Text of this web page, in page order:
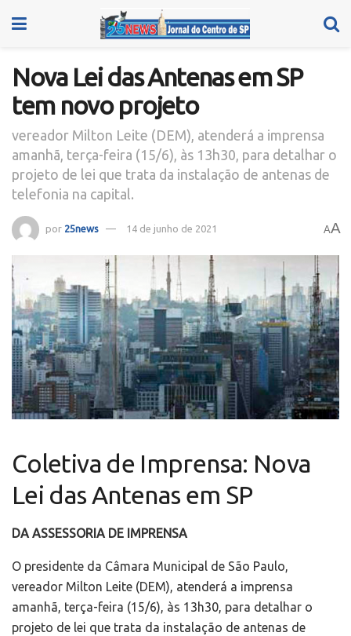
Nova Lei das Antenas em SP
tem novo projeto
vereador Milton Leite (DEM), atenderá a imprensa
amanhã, terça-feira (15/6), às 13h30, para detalhar o
projeto de lei que trata da instalação de antenas de
telefonia na capital.
por 25news 14 de junho de 2021 AA
Coletiva de Imprensa: Nova
Lei das Antenas em SP
DA ASSESSORIA DE IMPRENSA
O presidente da Câmara Municipal de São Paulo,
vereador Milton Leite (DEM), atenderá a imprensa
amanhã, terça-feira (15/6), às 13h30, para detalhar o
projeto de lei que trata da instalação de antenas de